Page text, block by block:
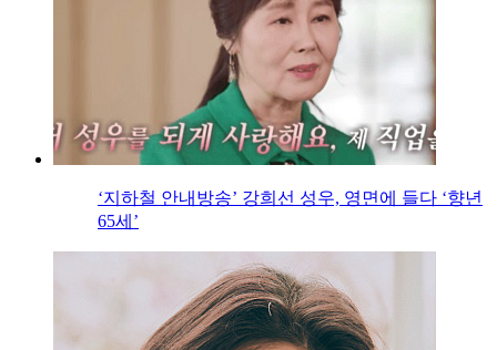
‘지하철 안내방송’ 강희선 성우, 영면에 들다 ‘향년
65세’